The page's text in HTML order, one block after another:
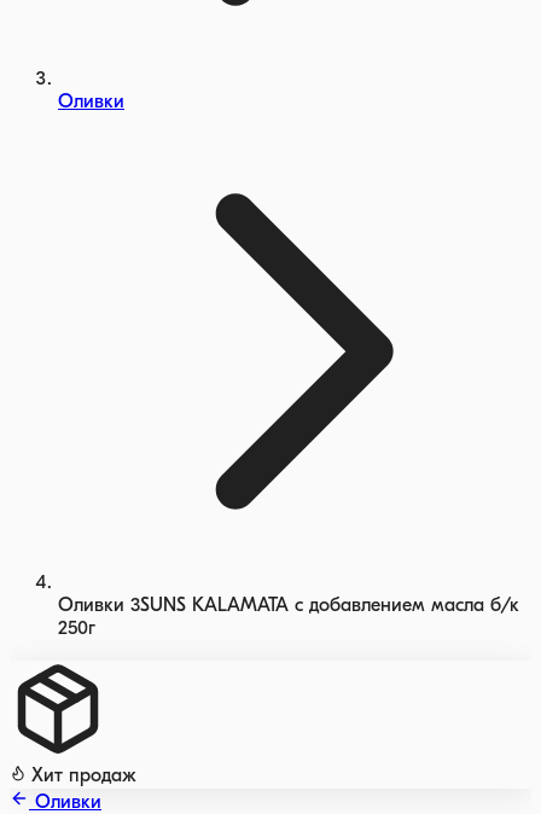
Оливки
Оливки 3SUNS KALAMATA с добавлением масла б/к
250г
Хит продаж
Оливки